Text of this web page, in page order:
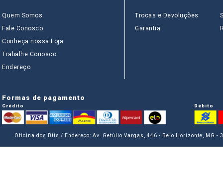
Quem Somos
Fale Conosco
Conheça nossa Loja
Trabalhe Conosco
Endereço
Trocas e Devoluções
Garantia
Formas de pagamento
Crédito Débito
Oficina dos Bits / Endereço: Av. Getúlio Vargas, 446 - Belo Horizonte, MG